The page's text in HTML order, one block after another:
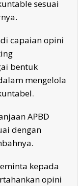
sesuai
capaian opini
bentuk
mengelola
APBD
dengan
kepada
opini